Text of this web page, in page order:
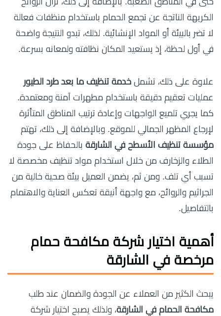
الكريهة الناتجة عن تجمع الحمام باستخدام منظفات فعالة
لا تضر بالبيئة أو المواد الإنشائية. لذلك، تبدو النتيجة واضحة
في أول لحظة، إذ يستعيد المكان نظافته ولمعانه بسرعة.
علاوة على ذلك، تشمل خدمة تنظيف ما بعد طرد الطيور
عمليات تعقيم دقيقة باستخدام مطهرات آمنة ومعتمدة.
كما يجري تلميع الواجهات وإعادة ترتيب المناطق المتأثرة
لإرجاع المظهر الجمالي للموقع. وبالإضافة إلى ذلك، تهتم
مؤسسة تنظيف الأسطح في الشارقة بالحفاظ على جودة
الطلاء والزخارف من خلال استخدام مواد تنظيف مخصصة لا
تسبب أي تلف. ومن ثم، يضمن العميل بيئة صحية خالية من
الجراثيم والروائح، مع واجهة أنيقة تعكس العناية والاهتمام
بالتفاصيل.
أهمية اختيار شركة مكافحة حمام
مرخصة في الشارقة
يبحث الكثير من العملاء عن الجودة والضمان عند طلب
مكافحة الحمام في الشارقة، ولذلك يصبح اختيار شركة